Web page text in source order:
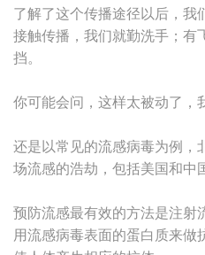
了解了这个传播途径以后，我
接触传播，我们就勤洗手；有
挡。
你可能会问，这样太被动了，
还是以常见的流感病毒为例，
场流感的浩劫，包括美国和中
预防流感最有效的方法是注射
用流感病毒表面的蛋白质来做